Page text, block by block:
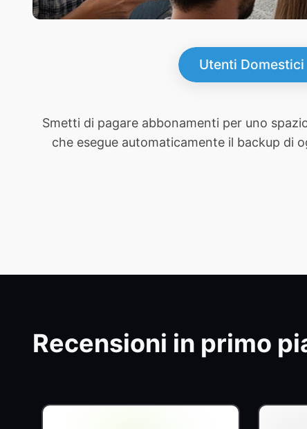
Utenti Domestici
Smetti di pagare abbonamenti per uno
che esegue automaticamente il backup di
Recensioni in primo